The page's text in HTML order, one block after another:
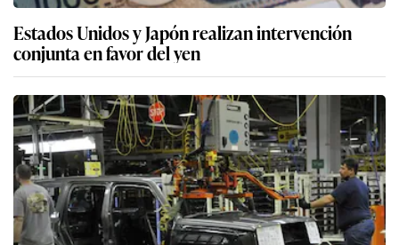
Estados Unidos y Japón realizan intervención
conjunta en favor del yen